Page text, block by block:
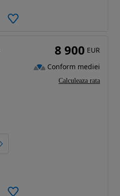
8 900 EUR
Conform mediei
Calculeaza rata